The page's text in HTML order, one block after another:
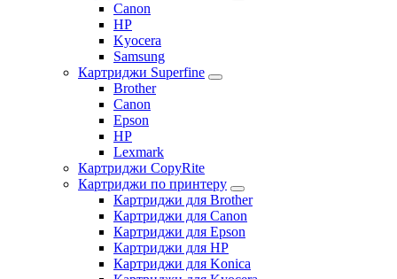
Canon
HP
Kyocera
Samsung
Картриджи Superfine
Brother
Canon
Epson
HP
Lexmark
Картриджи CopyRite
Картриджи по принтеру
Картриджи для Brother
Картриджи для Canon
Картриджи для Epson
Картриджи для HP
Картриджи для Konica